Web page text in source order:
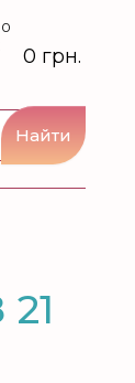
0
0 грн.
Найти